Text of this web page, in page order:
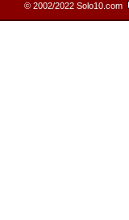
© 2002/2022 Solo10.com